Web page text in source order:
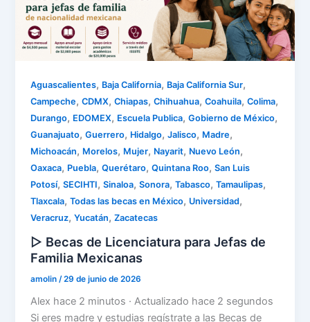
Aguascalientes, Baja California, Baja California Sur,
Campeche,CDMX,Chiapas,Chihuahua,Coahuila,Colima,
Durango, EDOMEX, Escuela Publica,Gobierno de México,
Guanajuato,Guerrero, Hidalgo,Jalisco, Madre,
Michoacán, Morelos, Mujer, Nayarit, Nuevo León,
Oaxaca, Puebla,Querétaro,Quintana Roo,San Luis
Potosí,SECIHTI,Sinaloa,Sonora,Tabasco,Tamaulipas,
Tlaxcala,Todas las becas en México, Universidad,
Veracruz,Yucatán,Zacatecas
▷ Becas de Licenciatura para Jefas de
Familia Mexicanas
amolin /29 de junio de 2026
Alex hace 2 minutos · Actualizado hace 2 segundos
Si eres madre y estudias regístrate a las Becas de